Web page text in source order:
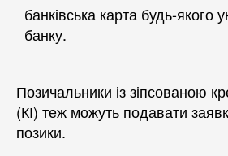
банківська карта будь-якого
банку.
Позичальники із зіпсованою
(КІ) теж можуть подавати
позики.